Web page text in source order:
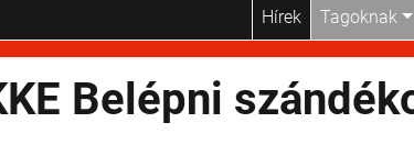
Hírek Tagoknak
Belépni